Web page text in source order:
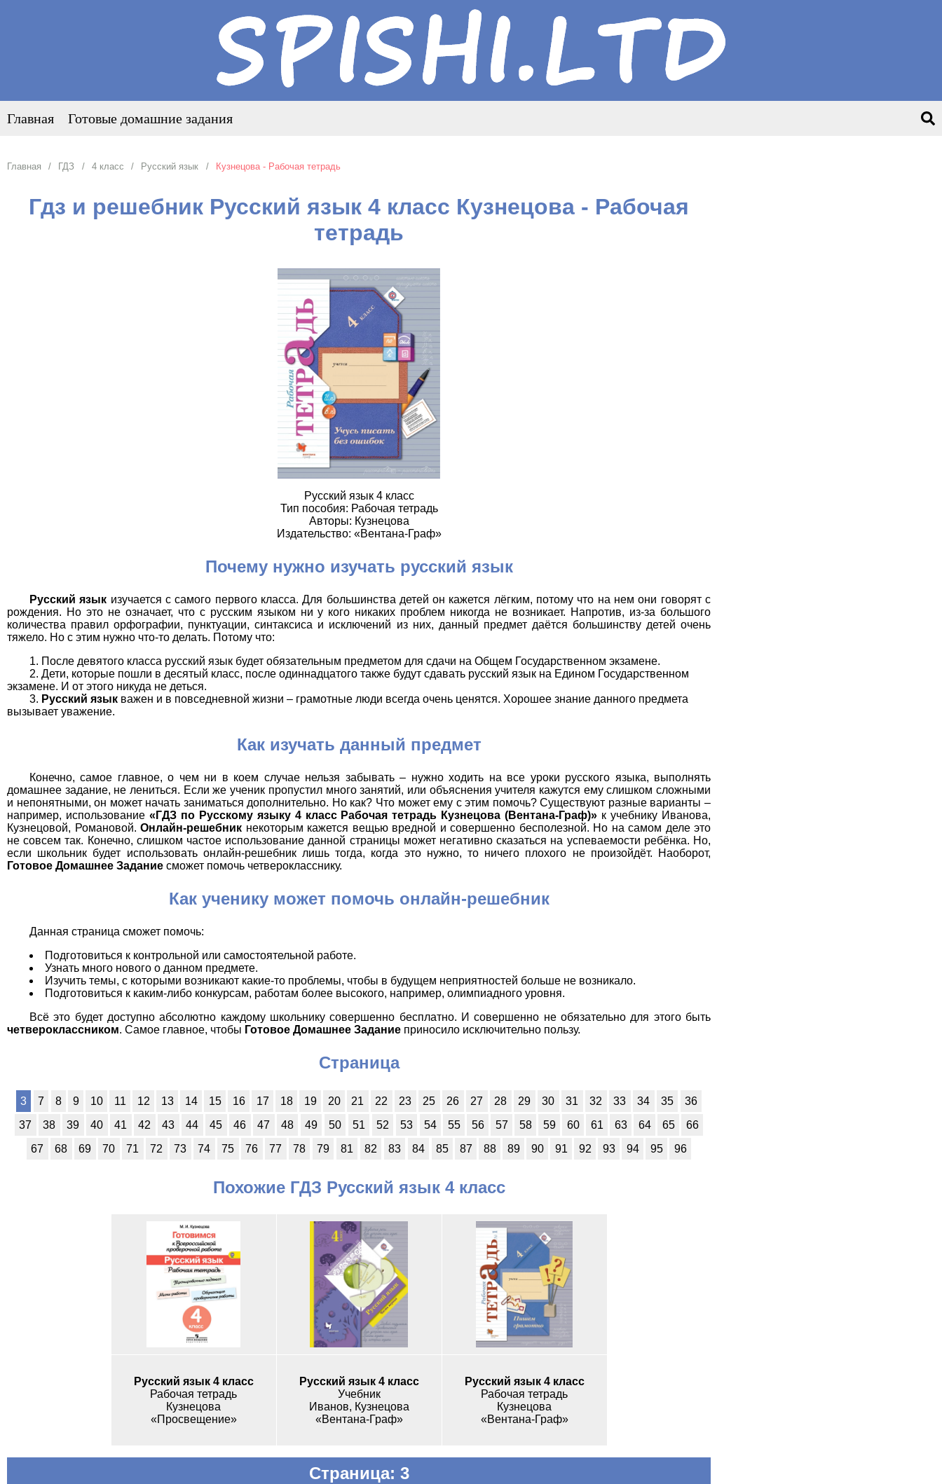
Главная Готовые домашние задания
Главная ГДЗ 4 класс Русский язык Кузнецова - Рабочая тетрадь
Гдз и решебник Русский язык 4 класс Кузнецова - Рабочая
тетрадь
Русский язык 4 класс
Тип пособия: Рабочая тетрадь
Авторы: Кузнецова
Издательство: «Вентана-Граф»
Почему нужно изучать русский язык
Русский язык изучается с самого первого класса. Для большинства детей он кажется лёгким, потому что на нем они говорят с
рождения. Но это не означает, что с русским языком ни у кого никаких проблем никогда не возникает. Напротив, из-за большого
количества правил орфографии, пунктуации, синтаксиса и исключений из них, данный предмет даётся большинству детей очень
тяжело. Но с этим нужно что-то делать. Потому что:
После девятого класса русский язык будет обязательным предметом для сдачи на Общем Государственном экзамене.
Дети, которые пошли в десятый класс, после одиннадцатого также будут сдавать русский язык на Едином Государственном
экзамене. И от этого никуда не деться.
Русский язык важен и в повседневной жизни – грамотные люди всегда очень ценятся. Хорошее знание данного предмета
вызывает уважение.
Как изучать данный предмет
Конечно, самое главное, о чем ни в коем случае нельзя забывать – нужно ходить на все уроки русского языка, выполнять
домашнее задание, не лениться. Если же ученик пропустил много занятий, или объяснения учителя кажутся ему слишком сложными
и непонятными, он может начать заниматься дополнительно. Но как? Что может ему с этим помочь? Существуют разные варианты –
например, использование «ГДЗ по Русскому языку 4 класс Рабочая тетрадь Кузнецова (Вентана-Граф)» к учебнику Иванова,
Кузнецовой, Романовой. Онлайн-решебник некоторым кажется вещью вредной и совершенно бесполезной. Но на самом деле это
не совсем так. Конечно, слишком частое использование данной страницы может негативно сказаться на успеваемости ребёнка. Но,
если школьник будет использовать онлайн-решебник лишь тогда, когда это нужно, то ничего плохого не произойдёт. Наоборот,
Готовое Домашнее Задание сможет помочь четверокласснику.
Как ученику может помочь онлайн-решебник
Данная страница сможет помочь:
Подготовиться к контрольной или самостоятельной работе.
Узнать много нового о данном предмете.
Изучить темы, с которыми возникают какие-то проблемы, чтобы в будущем неприятностей больше не возникало.
Подготовиться к каким-либо конкурсам, работам более высокого, например, олимпиадного уровня.
Всё это будет доступно абсолютно каждому школьнику совершенно бесплатно. И совершенно не обязательно для этого быть
четвероклассником. Самое главное, чтобы Готовое Домашнее Задание приносило исключительно пользу.
Страница
3 7 8 9 10 11 12 13 14 15 16 17 18 19 20 21 22 23 25 26 27 28 29 30 31 32 33 34 35
36
37
38 39 40 41 42 43 44 45 46 47 48 49 50 51 52 53 54 55 56 57 58 59 60 61 63 64 65
66
67
68 69 70 71 72 73 74 75 76 77 78 79 81 82 83 84 85 87 88 89 90 91 92 93 94 95 96
Похожие ГДЗ Русский язык 4 класс
Русский язык 4 класс
Рабочая тетрадь
Кузнецова
«Просвещение»
Русский язык 4 класс
Учебник
Иванов, Кузнецова
«Вентана-Граф»
Русский язык 4 класс
Рабочая тетрадь
Кузнецова
«Вентана-Граф»
Страница: 3